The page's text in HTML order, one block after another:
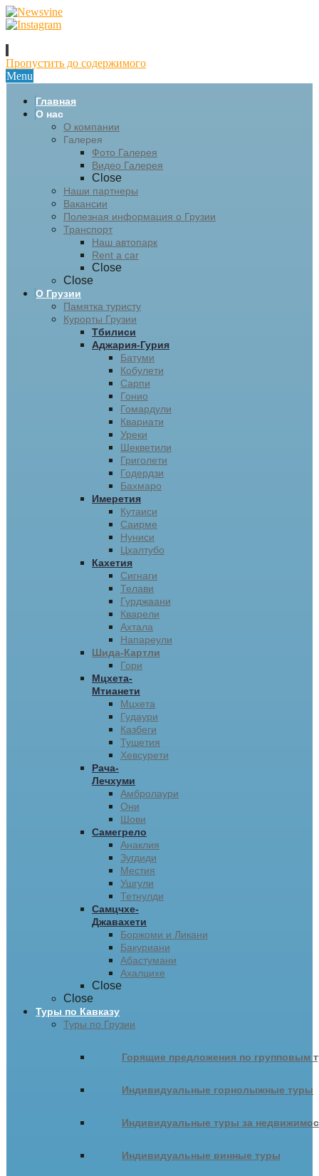
Пропустить до содержимого
Menu
Главная
О нас
О компании
Галерея
Фото Галерея
Видео Галерея
Close
Наши партнеры
Вакансии
Полезная информация о Грузии
Транспорт
Наш автопарк
Rent a car
Close
Close
О Грузии
Памятка туристу
Курорты Грузии
Тбилиси
Аджария-Гурия
Батуми
Кобулети
Сарпи
Гонио
Гомардули
Квариати
Уреки
Шекветили
Григолети
Годердзи
Бахмаро
Имеретия
Кутаиси
Саирме
Нуниси
Цхалтубо
Кахетия
Сигнаги
Телави
Гурджаани
Кварели
Ахтала
Напареули
Шида-Картли
Гори
Мцхета-
Мтианети
Мцхета
Гудаури
Казбеги
Тушетия
Хевсурети
Рача-
Лечхуми
Амбролаури
Они
Шови
Самегрело
Анаклия
Зугдиди
Местия
Ушгули
Тетнулди
Самцчхе-
Джавахети
Боржоми и Ликани
Бакуриани
Абастумани
Ахалцихе
Close
Close
Туры по Кавказу
Туры по Грузии
Горящие предложения по групповым
Индивидуальные горнолыжные туры
Индивидуальные туры за
Индивидуальные винные туры